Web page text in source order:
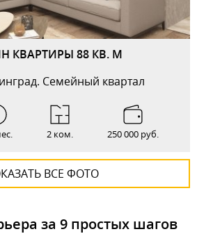
КВАРТИРЫ 88 КВ. М
Семейный квартал
2 ком. 250 000 руб.
ВСЕ ФОТО
за 9 простых шагов